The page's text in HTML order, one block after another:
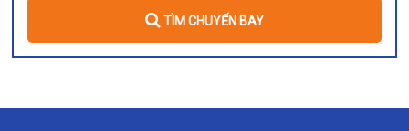
TÌM CHUYẾN BAY